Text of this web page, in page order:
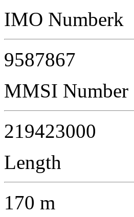
IMO Numberk
9587867
MMSI Number
219423000
Length
170 m